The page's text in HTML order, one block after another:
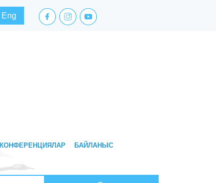
Eng facebook.com
instagram.com
youtube.com
КОНФЕРЕНЦИЯЛАР БАЙЛАНЫС